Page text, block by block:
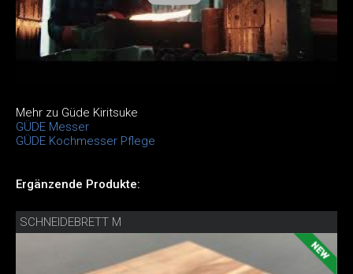
Mehr zu Güde Kiritsuke
GÜDE Messer
GÜDE Kochmesser Pflege
Ergänzende Produkte:
SCHNEIDEBRETT M